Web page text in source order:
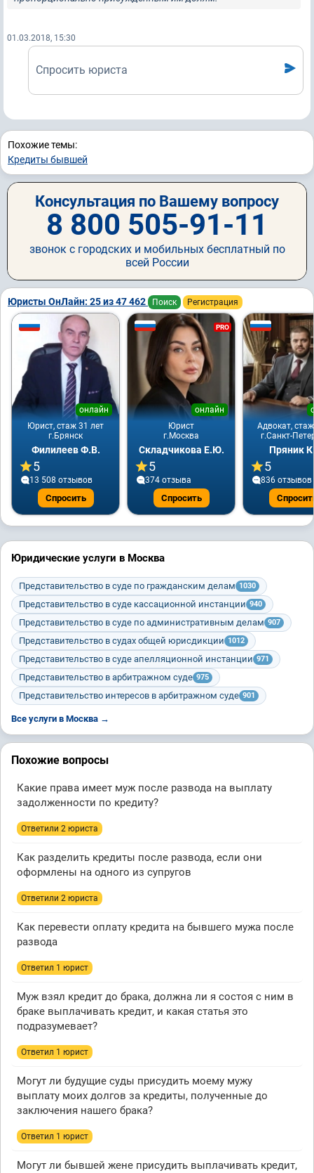
01.03.2018, 15:30
Спросить юриста
Похожие темы:
Кредиты бывшей
Консультация по Вашему вопросу
8 800 505-91-11
звонок с городских и мобильных бесплатный по
всей России
Юристы ОнЛайн: 25 из 47 462 Поиск Регистрация
Юрист, стаж 31 лет
онлайн
г.Брянск
Филилеев Ф.В.
5
13 508 отзывов
Спросить
PRO
Юрист
онлайн
г.Москва
Складчикова Е.Ю.
5
374 отзывa
Спросить
Адвокат,
г.Санкт-
Пряник
5
836 отзывов
Юридические услуги в Москва
Представительство в суде по гражданским делам 1030
Представительство в суде кассационной инстанции 940
Представительство в суде по административным делам 907
Представительство в судах общей юрисдикции 1012
Представительство в суде апелляционной инстанции 971
Представительство в арбитражном суде 975
Представительство интересов в арбитражном суде 901
Все услуги в Москва →
Похожие вопросы
Какие права имеет муж после развода на выплату
задолженности по кредиту?
Ответили 2 юристa
Как разделить кредиты после развода, если они
оформлены на одного из супругов
Ответили 2 юристa
Как перевести оплату кредита на бывшего мужа после
развода
Ответил 1 юрист
Муж взял кредит до брака, должна ли я состоя с ним в
браке выплачивать кредит, и какая статья это
подразумевает?
Ответил 1 юрист
Могут ли будущие суды присудить моему мужу
выплату моих долгов за кредиты, полученные до
заключения нашего брака?
Ответил 1 юрист
Могут ли бывшей жене присудить выплачивать кредит,